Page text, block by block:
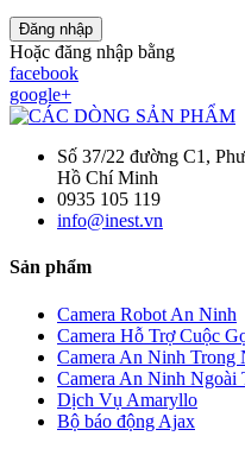
Đăng nhập
Hoặc đăng nhập bằng
facebook
google+
Số 37/22 đường C1,
Hồ Chí Minh
0935 105 119
info@inest.vn
Sản phẩm
Camera Robot An Ninh
Camera Hỗ Trợ Cuộc
Camera An Ninh Trong
Camera An Ninh Ngoài
Dịch Vụ Amaryllo
Bộ báo động Ajax